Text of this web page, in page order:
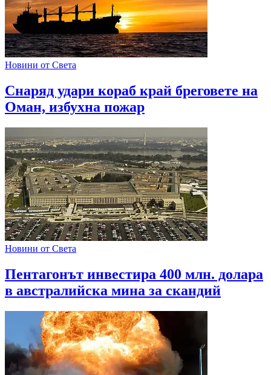
Новини от Света
Снаряд удари кораб край бреговете на
Оман, избухна пожар
Новини от Света
Пентагонът инвестира 400 млн. долара
в австралийска мина за скандий